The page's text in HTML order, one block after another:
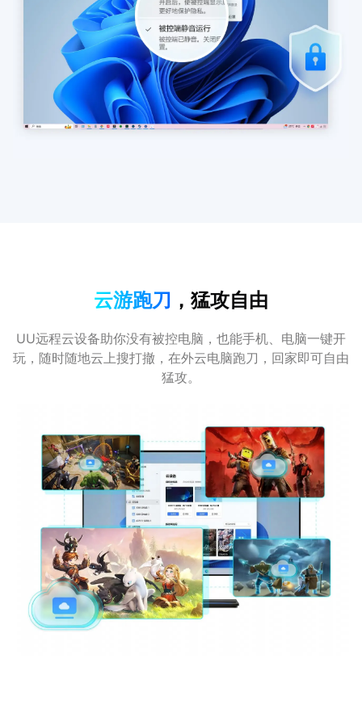
云游跑刀 ，猛攻自由
UU远程云设备助你没有被控电脑，也能手机、电脑一键开
玩，随时随地云上搜打撤，在外云电脑跑刀，回家即可自由
猛攻。